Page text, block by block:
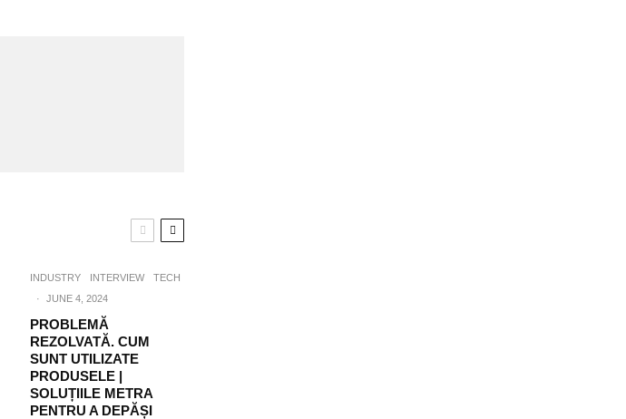
INDUSTRY INTERVIEW
TECH
·
JUNE 4, 2024
PROBLEMĂ
REZOLVATĂ. CUM
SUNT UTILIZATE
PRODUSELE |
SOLUȚIILE METRA
PENTRU A DEPĂȘI